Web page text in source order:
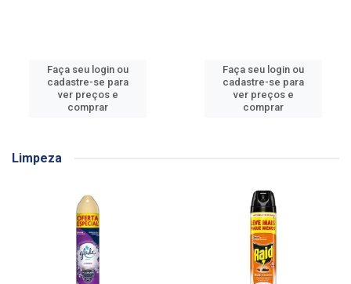
Faça seu login ou
cadastre-se para
ver preços e
comprar
Faça seu login ou
cadastre-se para
ver preços e
comprar
Limpeza